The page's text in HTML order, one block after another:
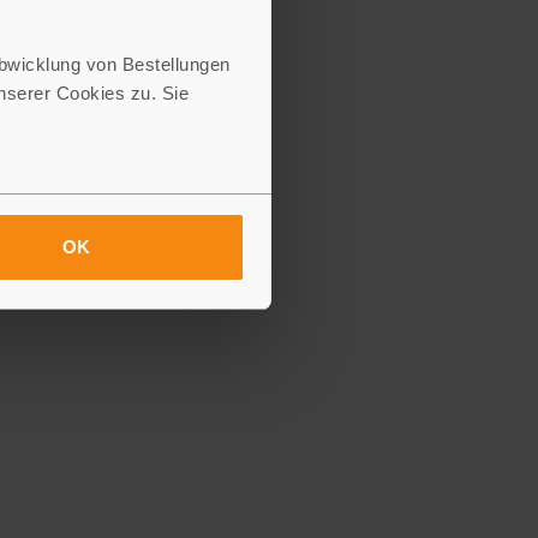
von Bestellungen
Cookies zu. Sie
OK